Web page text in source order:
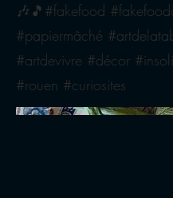
🎶🎵#fakefood
#papiermâché
#artdevivre #décor
#rouen #curiosites